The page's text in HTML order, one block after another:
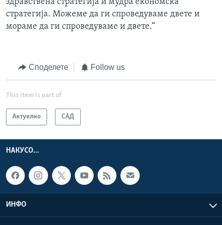
здравствена стратегија и мудра економска
стратегија. Можеме да ги спроведуваме двете и
мораме да ги спроведуваме и двете.“
Споделете Follow us
This item is part of
Актуелно САД
НАКУСО...
ИНФО